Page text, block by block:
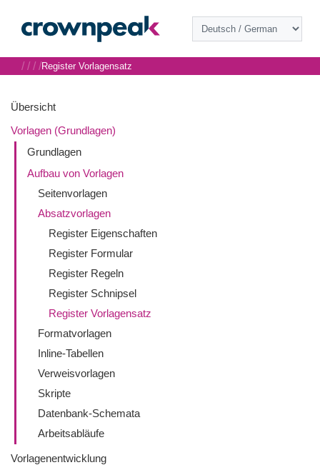
Übersicht
Vorlagen (Grundlagen)
Grundlagen
Aufbau von Vorlagen
Seitenvorlagen
Absatzvorlagen
Register Eigenschaften
Register Formular
Register Regeln
Register Schnipsel
Register Vorlagensatz
Formatvorlagen
Inline-Tabellen
Verweisvorlagen
Skripte
Datenbank-Schemata
Arbeitsabläufe
Vorlagenentwicklung
/ / / /Register Vorlagensatz